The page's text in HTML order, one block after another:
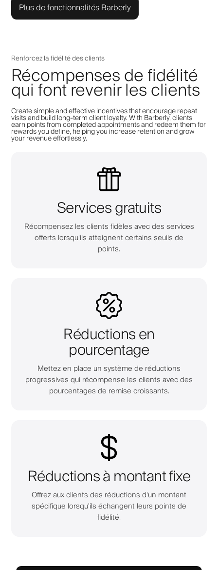
Plus de fonctionnalités Barberly
Renforcez la fidélité des clients
Récompenses de fidélité
qui font revenir les clients
Create simple and effective incentives that encourage repeat
visits and build long-term client loyalty. With Barberly, clients
earn points from completed appointments and redeem them for
rewards you define, helping you increase retention and grow
your revenue effortlessly.
Services gratuits
Récompensez les clients fidèles avec des services
offerts lorsqu'ils atteignent certains seuils de
points.
Réductions en
pourcentage
Mettez en place un système de réductions
progressives qui récompense les clients avec des
pourcentages de remise croissants.
Réductions à montant fixe
Offrez aux clients des réductions d'un montant
spécifique lorsqu'ils échangent leurs points de
fidélité.